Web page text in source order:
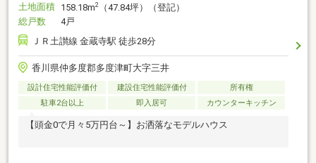
土地面積 158.18m2
（47.84坪）（登記）
総戸数
4戸
ＪＲ土讃線 金蔵寺駅 徒歩28分
香川県仲多度郡多度津町大字三井
設計住宅性能評価付 建設住宅性能評価付
所有権
駐車2台以上
即入居可 カウンターキッチン
【頭金0で月々5万円台～】お洒落なモデルハウス